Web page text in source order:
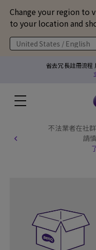
Change your region to
to your location and
United States / English
省去冗長註冊流程
不法業者在社
請